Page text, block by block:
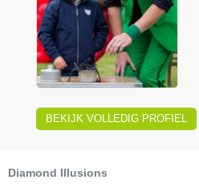
BEKIJK VOLLEDIG PROFIEL
Diamond Illusions